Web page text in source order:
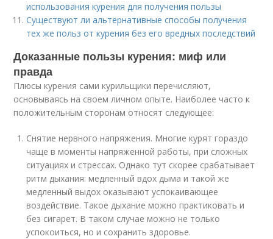
использования курения для получения пользы
Существуют ли альтернативные способы получения
тех же польз от курения без его вредных последствий
Доказанные пользы курения: миф или
правда
Плюсы курения сами курильщики перечисляют,
основываясь на своем личном опыте. Наиболее часто к
положительным сторонам относят следующее:
Снятие нервного напряжения. Многие курят гораздо
чаще в моменты напряженной работы, при сложных
ситуациях и стрессах. Однако тут скорее срабатывает
ритм дыхания: медленный вдох дыма и такой же
медленный выдох оказывают успокаивающее
воздействие. Такое дыхание можно практиковать и
без сигарет. В таком случае можно не только
успокоиться, но и сохранить здоровье.